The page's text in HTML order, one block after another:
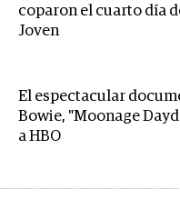
coparon el cuarto día
Joven
El espectacular
Bowie, "Moonage
a HBO